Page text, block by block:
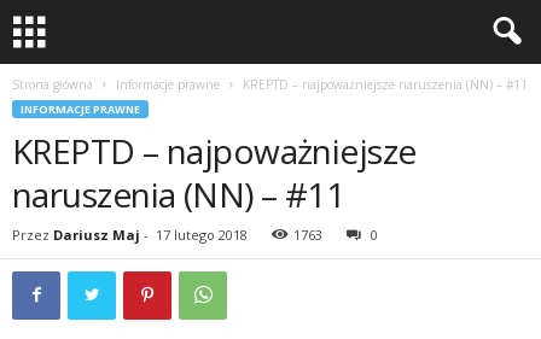
Strona główna Informacje prawne KREPTD – najpoważniejsze naruszenia (NN) – #11
INFORMACJE PRAWNE
KREPTD – najpoważniejsze
naruszenia (NN) – #11
Przez Dariusz Maj - 17 lutego 2018 1763 0